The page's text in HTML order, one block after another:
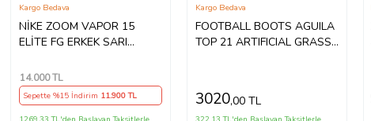
NİKE ZOOM VAPOR 15
ELİTE FG ERKEK SARI
Kargo Bedava
14.000TL
Sepette %15 İndirim 11.900TL
FOOTBALL BOOTS AGUILA
TOP 21 ARTIFICIAL GRASS
Kargo Bedava
3020,00 TL